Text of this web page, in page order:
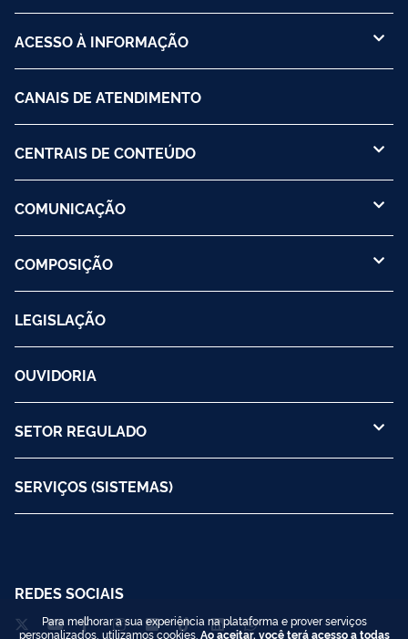
ACESSO À INFORMAÇÃO
CANAIS DE ATENDIMENTO
CENTRAIS DE CONTEÚDO
COMUNICAÇÃO
COMPOSIÇÃO
LEGISLAÇÃO
OUVIDORIA
SETOR REGULADO
SERVIÇOS (SISTEMAS)
REDES SOCIAIS
Para melhorar a sua experiência na plataforma e prover serviços
personalizados, utilizamos cookies. Ao aceitar, você terá acesso a todas